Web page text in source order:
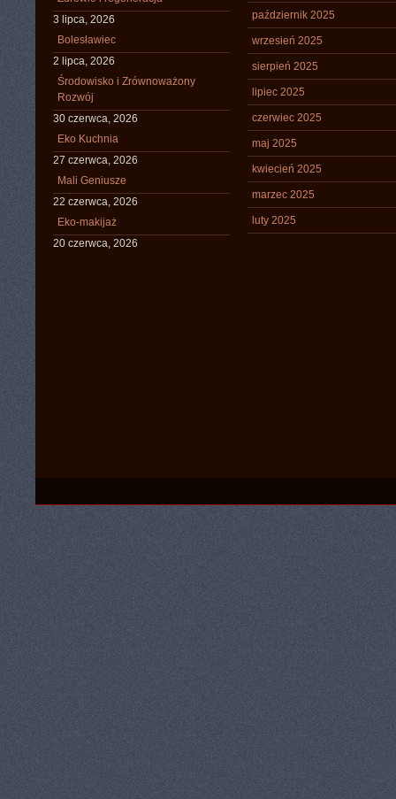
3 lipca, 2026
Bolesławiec
2 lipca, 2026
Środowisko i Zrównoważony
Rozwój
30 czerwca, 2026
Eko Kuchnia
27 czerwca, 2026
Mali Geniusze
22 czerwca, 2026
Eko-makijaż
20 czerwca, 2026
październik 2025
wrzesień 2025
sierpień 2025
lipiec 2025
czerwiec 2025
maj 2025
kwiecień 2025
marzec 2025
luty 2025